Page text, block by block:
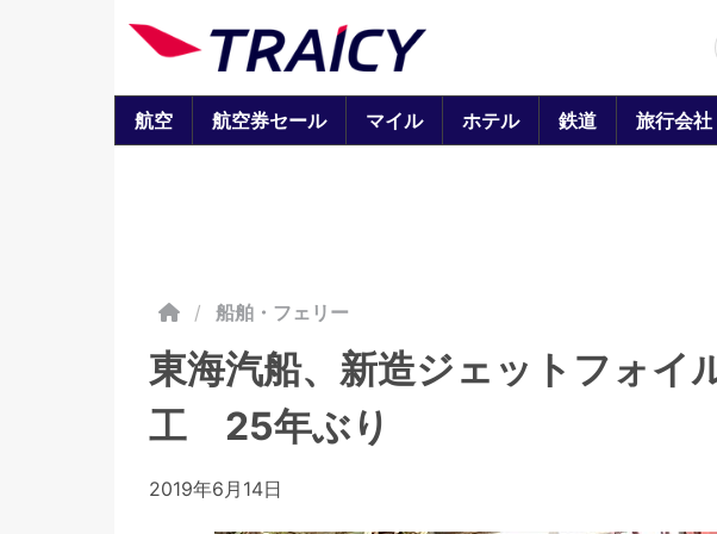
航空 航空券セール マイル ホテル 鉄道 旅行会社
/ 船舶・フェリー
東海汽船、新造ジェットフォイ
工 25年ぶり
2019年6月14日